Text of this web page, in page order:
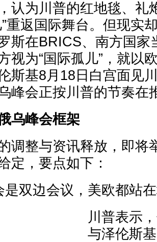
认为川普的红地毯、礼
重返国际舞台。但现实
斯在BRICS、南方国家
视为“国际孤儿”，就以
斯基8月18日白宫面见
峰会正按川普的节奏在
乌峰会框架
调整与资讯释放，即将
定，要点如下：
是双边会议，美欧都站
川普表示
与泽伦斯